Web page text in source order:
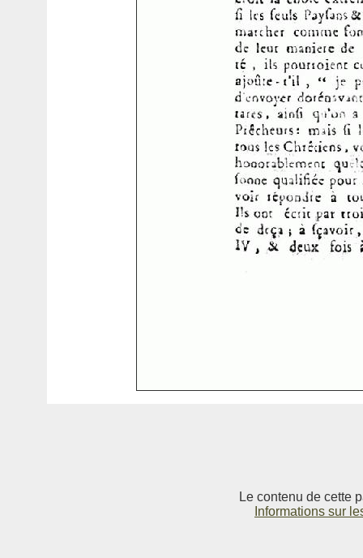
Le contenu de cette
Informations sur